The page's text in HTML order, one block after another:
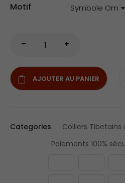
Motif
AJOUTER AU PANIER
Categories
Colliers Tibetains
Paiements 100%